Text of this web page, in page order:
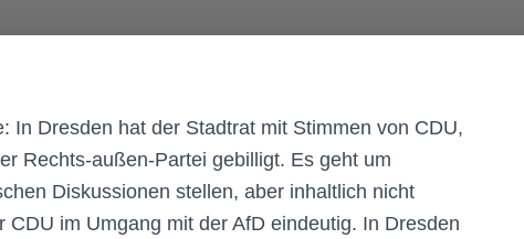
In Dresden hat der Stadtrat mit Stimmen von CDU,
Rechts-außen-Partei gebilligt. Es geht um
Diskussionen stellen, aber inhaltlich nicht
im Umgang mit der AfD eindeutig. In Dresden